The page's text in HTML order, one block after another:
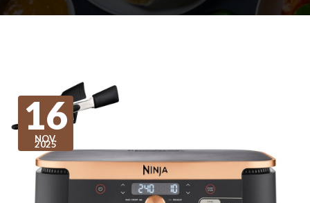
16
NOV.
2025